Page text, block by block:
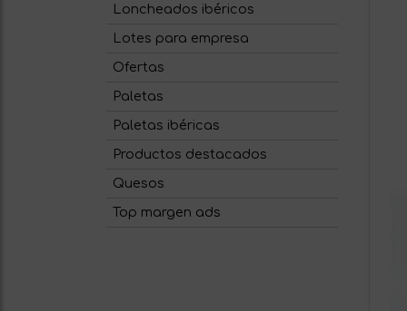
Loncheados ibéricos
Lotes para empresa
Ofertas
Paletas
Paletas ibéricas
Productos destacados
Quesos
Top margen ads